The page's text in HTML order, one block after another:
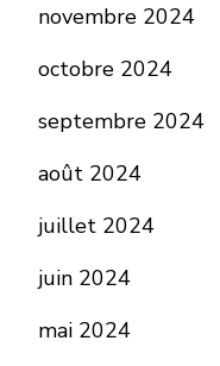
novembre 2024
octobre 2024
septembre 2024
août 2024
juillet 2024
juin 2024
mai 2024